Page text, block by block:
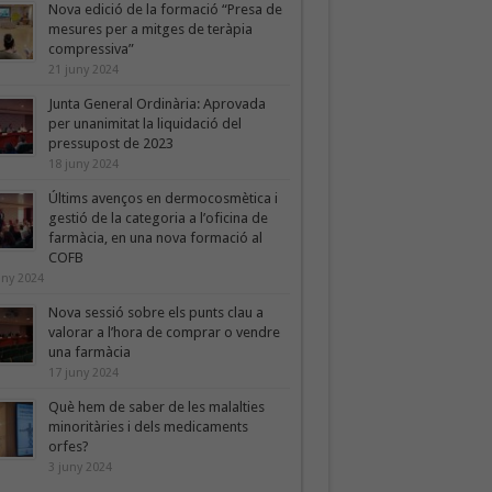
Nova edició de la formació “Presa de
mesures per a mitges de teràpia
compressiva”
21 juny 2024
Junta General Ordinària: Aprovada
per unanimitat la liquidació del
pressupost de 2023
18 juny 2024
Últims avenços en dermocosmètica i
gestió de la categoria a l’oficina de
farmàcia, en una nova formació al
COFB
2024
Nova sessió sobre els punts clau a
valorar a l’hora de comprar o vendre
una farmàcia
17 juny 2024
Què hem de saber de les malalties
minoritàries i dels medicaments
orfes?
3 juny 2024